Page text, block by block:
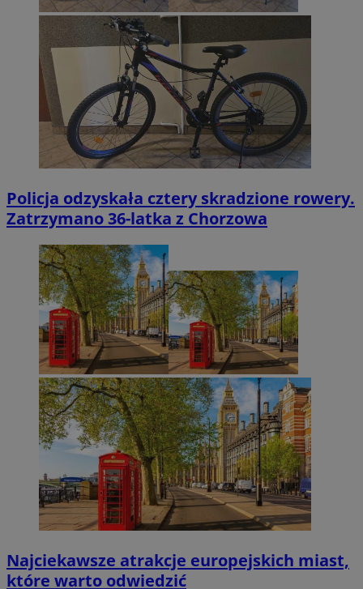
Policja odzyskała cztery skradzione rowery.
Zatrzymano 36-latka z Chorzowa
Najciekawsze atrakcje europejskich miast,
które warto odwiedzić